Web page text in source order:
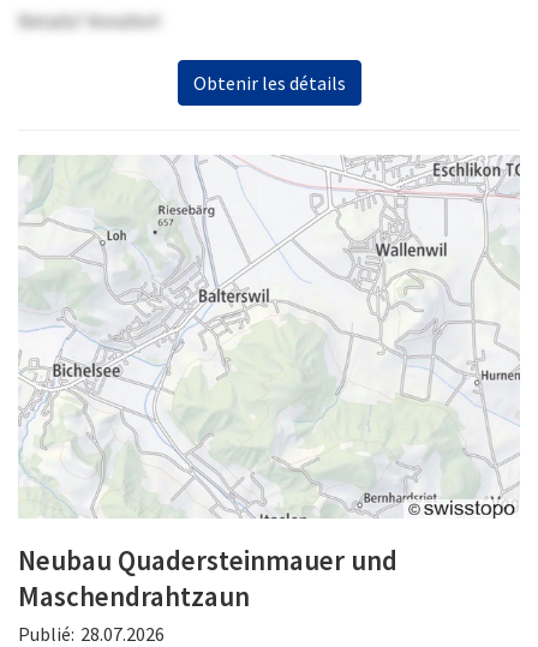
Details? Anrufen!
Obtenir les détails
Neubau Quadersteinmauer und
Maschendrahtzaun
Publié: 28.07.2026